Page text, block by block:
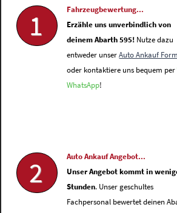
1
Fahrzeugbewertung...
Erzähle uns unverbindlich von
deinem Abarth 595! Nutze dazu
entweder unserAuto Ankauf
oder kontaktiere uns bequem per
WhatsApp!
2
Auto Ankauf Angebot...
Unser Angebot kommt in
Stunden. Unser geschultes
Fachpersonal bewertet deinen